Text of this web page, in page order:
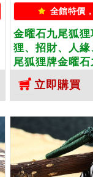
全館特價
金曜石九尾狐
狸、招財、人
尾狐狸牌金曜
曜石九尾狐狸
尾狐狸，
金曜石狐狸吊
方翡翠寶石保證
立即購買